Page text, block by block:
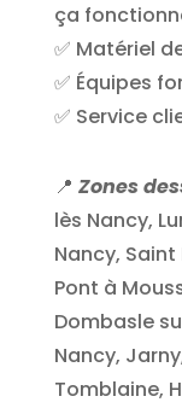
ça
✅ Matériel
✅ Équipes
✅ Service
📍 Zones
lès Nancy,
Nancy,
Pont à
Dombasle
Nancy,
Tomblaine,